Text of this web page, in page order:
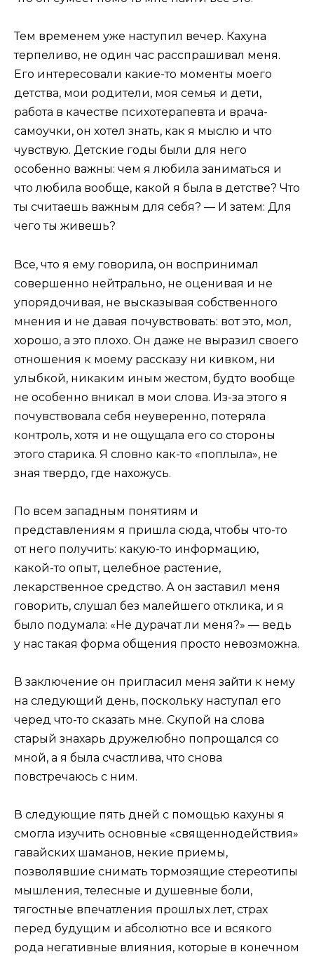
Тем временем уже наступил вечер. Кахуна
терпеливо, не один час расспрашивал меня.
Его интересовали какие-то моменты моего
детства, мои родители, моя семья и дети,
работа в качестве психотерапевта и врача-
самоучки, он хотел знать, как я мыслю и что
чувствую. Детские годы были для него
особенно важны: чем я любила заниматься и
что любила вообще, какой я была в детстве? Что
ты считаешь важным для себя? — И затем: Для
чего ты живешь?
Все, что я ему говорила, он воспринимал
совершенно нейтрально, не оценивая и не
упорядочивая, не высказывая собственного
мнения и не давая почувствовать: вот это, мол,
хорошо, а это плохо. Он даже не выразил своего
отношения к моему рассказу ни кивком, ни
улыбкой, никаким иным жестом, будто вообще
не особенно вникал в мои слова. Из-за этого я
почувствовала себя неуверенно, потеряла
контроль, хотя и не ощущала его со стороны
этого старика. Я словно как-то «поплыла», не
зная твердо, где нахожусь.
По всем западным понятиям и
представлениям я пришла сюда, чтобы что-то
от него получить: какую-то информацию,
какой-то опыт, целебное растение,
лекарственное средство. А он заставил меня
говорить, слушал без малейшего отклика, и я
было подумала: «Не дурачат ли меня?» — ведь
у нас такая форма общения просто невозможна.
В заключение он пригласил меня зайти к нему
на следующий день, поскольку наступал его
черед что-то сказать мне. Скупой на слова
старый знахарь дружелюбно попрощался со
мной, а я была счастлива, что снова
повстречаюсь с ним.
В следующие пять дней с помощью кахуны я
смогла изучить основные «священнодействия»
гавайских шаманов, некие приемы,
позволявшие снимать тормозящие стереотипы
мышления, телесные и душевные боли,
тягостные впечатления прошлых лет, страх
перед будущим и абсолютно все и всякого
рода негативные влияния, которые в конечном